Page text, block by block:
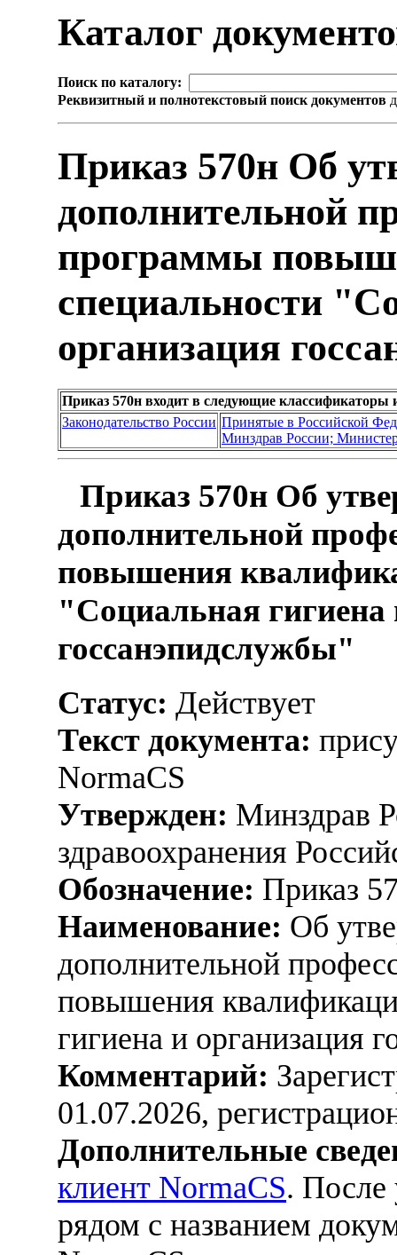
Каталог
Поиск по каталогу:
Реквизитный и полнотекстовый поиск документов
Приказ 570н Об
дополнительной
программы
специальности
организация
Приказ 570н входит в следующие классификаторы
Законодательство России Принятые в Российской
Минздрав России;
Приказ 570н Об
дополнительной
повышения
"Социальная гигиена
госсанэпидслужбы"
Статус: Действует
Текст документа:
NormaCS
Утвержден: Минздрав
здравоохранения
Обозначение: Приказ
Наименование: Об
дополнительной
повышения
гигиена и организация
Комментарий:
01.07.2026,
Дополнительные
клиент NormaCS. После
рядом с названием